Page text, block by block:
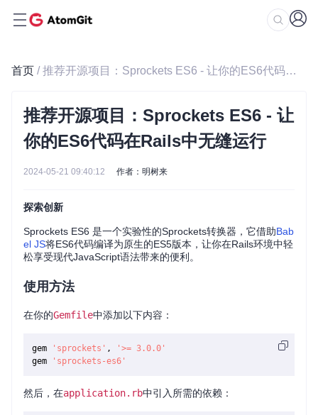
首页 / 推荐开源项目：Sprockets ES6 - 让你的ES6代码在Rails中无缝运行
推荐开源项目：Sprockets ES6 - 让
你的ES6代码在Rails中无缝运行
2024-05-21 09:40:12 作者：明树来
探索创新
Sprockets ES6 是一个实验性的Sprockets转换器，它借助Bab
el JS将ES6代码编译为原生的ES5版本，让你在Rails环境中轻
松享受现代JavaScript语法带来的便利。
使用方法
在你的Gemfile中添加以下内容：
gem 'sprockets' ,
'>= 3.0.0'
gem
'sprockets-es6'
然后，在application.rb中引入所需的依赖：